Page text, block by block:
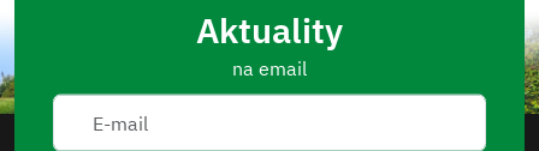
Aktuality
na email